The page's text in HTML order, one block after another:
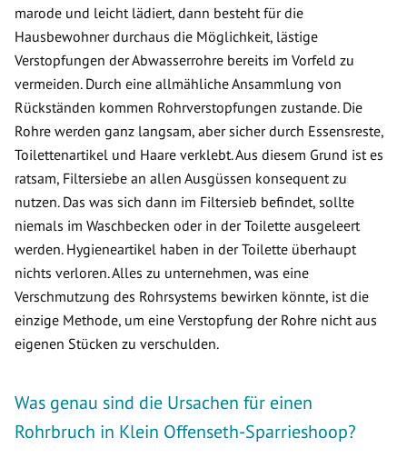
marode und leicht lädiert, dann besteht für die
Hausbewohner durchaus die Möglichkeit, lästige
Verstopfungen der Abwasserrohre bereits im Vorfeld zu
vermeiden. Durch eine allmähliche Ansammlung von
Rückständen kommen Rohrverstopfungen zustande. Die
Rohre werden ganz langsam, aber sicher durch Essensreste,
Toilettenartikel und Haare verklebt. Aus diesem Grund ist es
ratsam, Filtersiebe an allen Ausgüssen konsequent zu
nutzen. Das was sich dann im Filtersieb befindet, sollte
niemals im Waschbecken oder in der Toilette ausgeleert
werden. Hygieneartikel haben in der Toilette überhaupt
nichts verloren. Alles zu unternehmen, was eine
Verschmutzung des Rohrsystems bewirken könnte, ist die
einzige Methode, um eine Verstopfung der Rohre nicht aus
eigenen Stücken zu verschulden.
Was genau sind die Ursachen für einen
Rohrbruch in Klein Offenseth-Sparrieshoop?